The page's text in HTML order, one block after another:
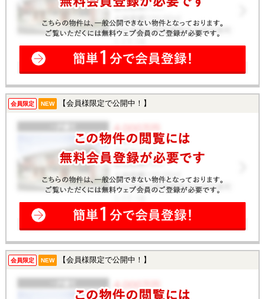
会員限定 NEW 【会員様限定で公開中！】
会員限定 NEW 【会員様限定で公開中！】